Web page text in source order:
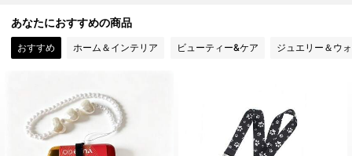
4.77 344 フォロワー
4.77 344 フォロワー
4.77 344 フォロワー
あなたにおすすめの商品
おすすめ ホーム＆インテリア ビューティー&ケア ジュエリー＆ウ